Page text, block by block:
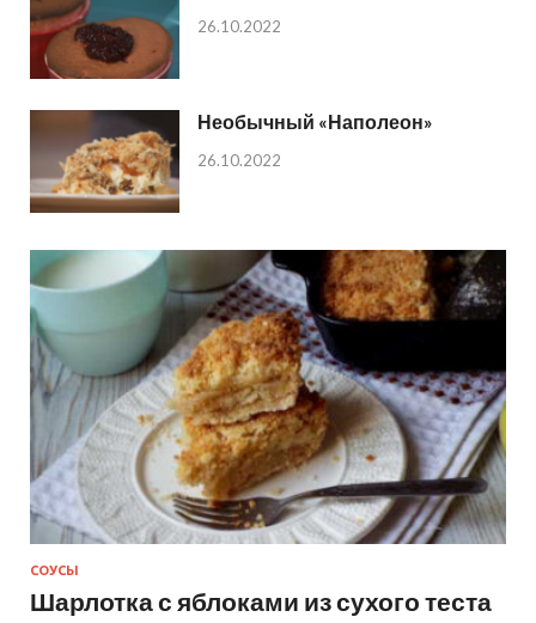
26.10.2022
Необычный «Наполеон»
26.10.2022
СОУСЫ
Шарлотка с яблоками из сухого теста